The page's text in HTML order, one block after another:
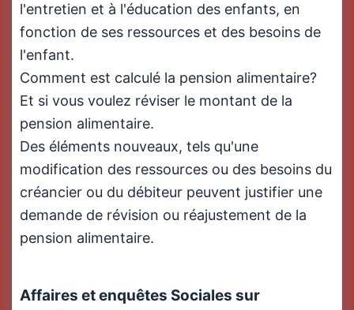
l'entretien et à l'éducation des enfants, en
fonction de ses ressources et des besoins de
l'enfant.
Comment est calculé la pension alimentaire?
Et si vous voulez réviser le montant de la
pension alimentaire.
Des éléments nouveaux, tels qu'une
modification des ressources ou des besoins du
créancier ou du débiteur peuvent justifier une
demande de révision ou réajustement de la
pension alimentaire.
Affaires et enquêtes Sociales sur